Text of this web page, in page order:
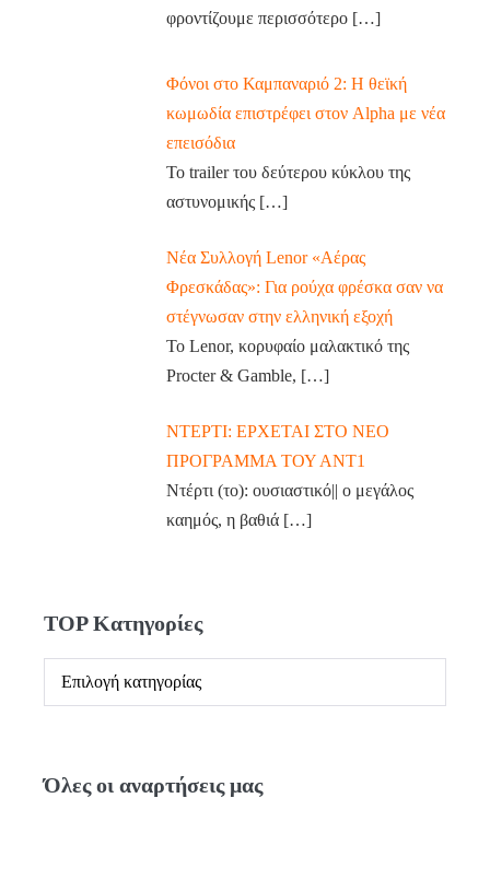
φροντίζουμε περισσότερο […]
Φόνοι στο Καμπαναριό 2: Η θεϊκή
κωμωδία επιστρέφει στον Alpha με νέα
επεισόδια
Το trailer του δεύτερου κύκλου της
αστυνομικής […]
Νέα Συλλογή Lenor «Αέρας
Φρεσκάδας»: Για ρούχα φρέσκα σαν να
στέγνωσαν στην ελληνική εξοχή
Το Lenor, κορυφαίο μαλακτικό της
Procter & Gamble, […]
ΝΤΕΡΤΙ: ΕΡΧΕΤΑΙ ΣΤΟ ΝΕΟ
ΠΡΟΓΡΑΜΜΑ ΤΟΥ ΑΝΤ1
Ντέρτι (το): ουσιαστικό|| ο μεγάλος
καημός, η βαθιά […]
TOP Κατηγορίες
Όλες οι αναρτήσεις μας